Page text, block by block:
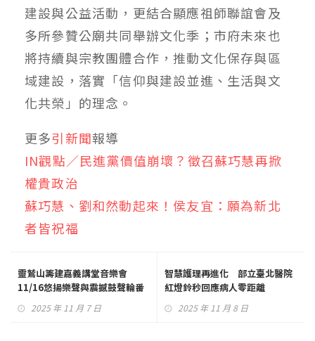
建設與公益活動，更結合顯應祖師聯誼會及
多所參贊公廟共同舉辦文化季；市府未來也
將持續與宗教團體合作，推動文化保存與區
域建設，落實「信仰與建設並進、生活與文
化共榮」的理念。
更多引新聞報導
IN觀點／民進黨價值崩壞？徵召蘇巧慧再掀
權貴政治
蘇巧慧、劉和然動起來！侯友宜：願為新北
者皆祝福
靈鷲山籌建嘉義講堂音樂會
11/16悠揚樂聲與震撼鼓聲輪番
2025 年 11 月 7 日
智慧護理再進化 部立臺北醫院
紅燈鈴秒回應病人零距離
2025 年 11 月 8 日